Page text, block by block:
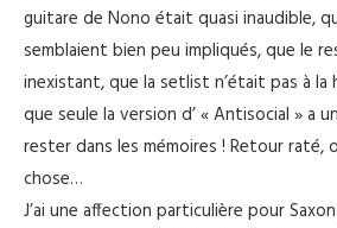
guitare de Nono était quasi inaudible,
semblaient bien peu impliqués, que le
inexistant, que la setlist n’était pas à
que seule la version d’ « Antisocial » a
rester dans les mémoires ! Retour raté,
chose…
J’ai une affection particulière pour